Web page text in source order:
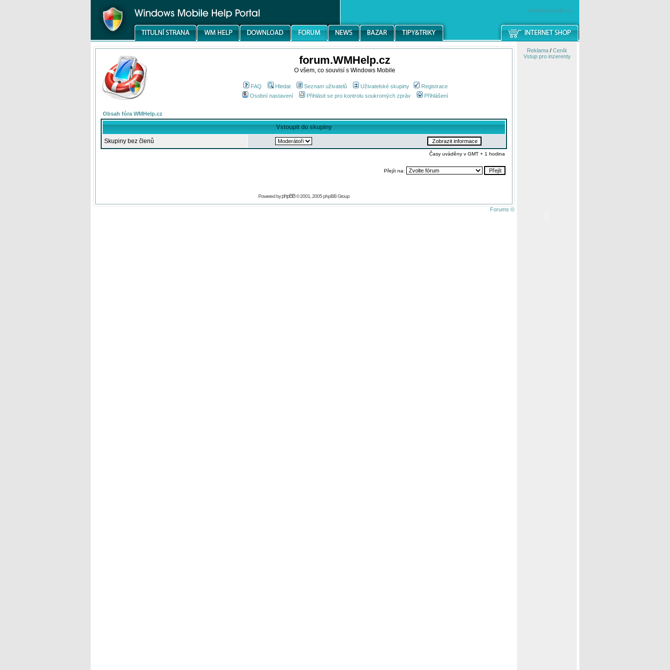
windowsmobile.cz
forum.WMHelp.cz
O všem, co souvisí s Windows Mobile
FAQ Hledat Seznam uživatelů Uživatelské skupiny
Registrace
Osobní nastavení
Přihlásit se pro kontrolu soukromých zpráv Přihlášení
Obsah fóra WMHelp.cz
Vstoupit do skupiny
Skupiny bez členů
Časy uváděny v GMT + 1 hodina
Přejít na:
Powered byphpBB© 2001, 2005 phpBB Group
Forums ©
Reklama/ Ceník
Vstup pro inzerenty